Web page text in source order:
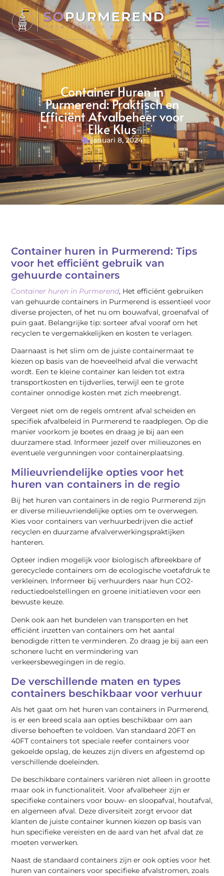
Container Huren in
Purmerend: Praktisch en
Efficiënt Afvalbeheer voor
Elke Klus
januari 8, 2024
Container huren in Purmerend: Tips
voor het efficiënt gebruik van
gehuurde containers
Container huren in Purmerend, Het efficiënt gebruiken
van gehuurde containers in Purmerend is essentieel voor
diverse projecten, of het nu om bouwafval, groenafval of
puin gaat. Belangrijke tip: sorteer afval vooraf om het
recyclen te vergemakkelijken en kosten te verlagen.
Daarnaast is het slim om de juiste containermaat te
kiezen op basis van de hoeveelheid afval die verwacht
wordt. Een te kleine container kan leiden tot extra
transportkosten en tijdverlies, terwijl een te grote
container onnodige kosten met zich meebrengt.
Vergeet niet om de regels omtrent afval scheiden en
specifiek afvalbeleid in Purmerend te raadplegen. Op die
manier voorkom je boetes en draag je bij aan een
duurzamere stad. Informeer jezelf over milieuzones en
eventuele vergunningen voor containerplaatsing.
Milieuvriendelijke opties voor het
huren van containers in de regio
Bij het huren van containers in de regio Purmerend zijn
er diverse milieuvriendelijke opties om te overwegen.
Kies voor containers van verhuurbedrijven die actief
recyclen en duurzame afvalverwerkingspraktijken
hanteren.
Opteer indien mogelijk voor biologisch afbreekbare of
gerecyclede containers om de ecologische voetafdruk te
verkleinen. Informeer bij verhuurders naar hun CO2-
reductiedoelstellingen en groene initiatieven voor een
bewuste keuze.
Denk ook aan het bundelen van transporten en het
efficiënt inzetten van containers om het aantal
benodigde ritten te verminderen. Zo draag je bij aan een
schonere lucht en vermindering van
verkeersbewegingen in de regio.
De verschillende maten en types
containers beschikbaar voor verhuur
Als het gaat om het huren van containers in Purmerend,
is er een breed scala aan opties beschikbaar om aan
diverse behoeften te voldoen. Van standaard 20FT en
40FT containers tot speciale reefer containers voor
gekoelde opslag, de keuzes zijn divers en afgestemd op
verschillende doeleinden.
De beschikbare containers variëren niet alleen in grootte
maar ook in functionaliteit. Voor afvalbeheer zijn er
specifieke containers voor bouw- en sloopafval, houtafval,
en algemeen afval. Deze diversiteit zorgt ervoor dat
klanten de juiste container kunnen kiezen op basis van
hun specifieke vereisten en de aard van het afval dat ze
moeten verwerken.
Naast de standaard containers zijn er ook opties voor het
huren van containers voor specifieke afvalstromen, zoals